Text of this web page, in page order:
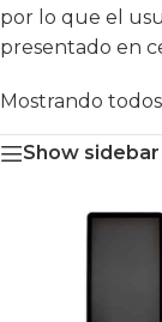
por lo que el
presentado en
Mostrando
Show sidebar